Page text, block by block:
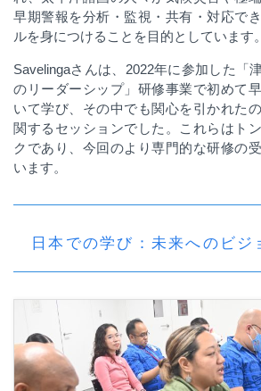
早期警報を分析・監視・共有・対応で
ルを身につけることを目的としています。
Savelingaさんは、 2022年に参加した
「
のリーダーシップ」研修事業で初めて
いて学び、その中でも関心を引かれた
関するセッションでした。これらはト
クであり、今回のより専門的な研修の
います。
日本での学び：未来へのビジ